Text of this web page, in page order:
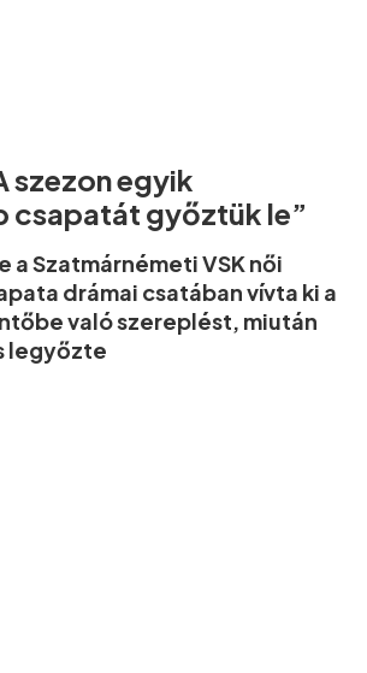
szezon egyik
csapatát győztük le”
a Szatmárnémeti VSK női
drámai csatában vívta ki a
való szereplést, miután
legyőzte